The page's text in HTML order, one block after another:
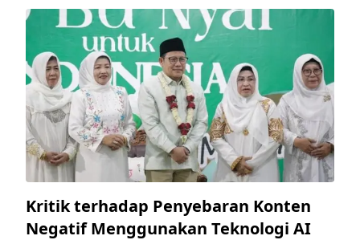
Kritik terhadap Penyebaran Konten
Negatif Menggunakan Teknologi AI